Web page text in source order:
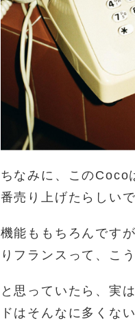
ちなみに、このCoco
番売り上げたらしいで
機能ももちろんです
りフランスって、こ
と思っていたら、実
ドはそんなに多くない